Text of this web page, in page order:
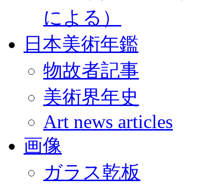
による）
日本美術年鑑
物故者記事
美術界年史
Art news articles
画像
ガラス乾板